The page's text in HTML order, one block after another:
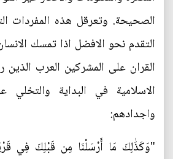
الصحيحة. وتعرقل هذه المفردات
التقدم نحو الافضل اذا تمسك
القران على المشركين العرب الذين
الاسلامية في البداية والتخلي
واجدادهم:
"وَكَذَٰلِكَ مَا أَرْسَلْنَا مِن قَبْلِكَ فِي